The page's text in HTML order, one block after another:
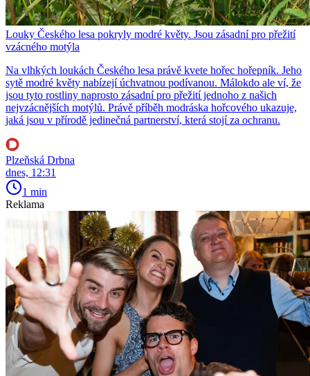
Louky Českého lesa pokryly modré květy. Jsou zásadní pro přežití
vzácného motýla
Na vlhkých loukách Českého lesa právě kvete hořec hořepník. Jeho
sytě modré květy nabízejí úchvatnou podívanou. Málokdo ale ví, že
jsou tyto rostliny naprosto zásadní pro přežití jednoho z našich
nejvzácnějších motýlů. Právě příběh modráska hořcového ukazuje,
jaká jsou v přírodě jedinečná partnerství, která stojí za ochranu.
Plzeňská Drbna
dnes, 12:31
1 min
Reklama